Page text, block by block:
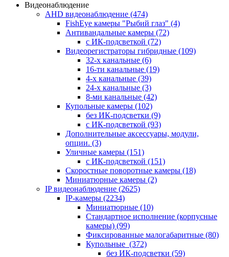
Видеонаблюдение
AHD видеонаблюдение (474)
FishEye камеры "Рыбий глаз" (4)
Антивандальные камеры (72)
с ИК-подсветкой (72)
Видеорегистраторы гибридные (109)
32-х канальные (6)
16-ти канальные (19)
4-х канальные (39)
24-х канальные (3)
8-ми канальные (42)
Купольные камеры (102)
без ИК-подсветки (9)
с ИК-подсветкой (93)
Дополнительные аксессуары, модули,
опции. (3)
Уличные камеры (151)
с ИК-подсветкой (151)
Скоростные поворотные камеры (18)
Миниатюрные камеры (2)
IP видеонаблюдение (2625)
IP-камеры (2234)
Миниатюрные (10)
Стандартное исполнение (корпусные
камеры) (99)
Фиксированные малогабаритные (80)
Купольные (372)
без ИК-подсветки (59)